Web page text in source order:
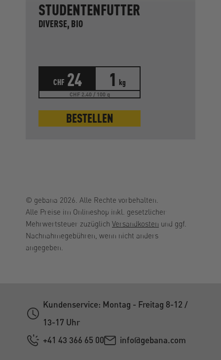
STUDENTENFUTTER
DIVERSE, BIO
CHF 24 1 kg
CHF 2.40 / 100 g
BESTELLEN
© gebana 2026. Alle Rechte vorbehalten.
Alle Preise im Onlineshop inkl. gesetzlicher
Mehrwertsteuer zuzüglich Versandkosten und ggf.
Nachnahmegebühren, wenn nicht anders
angegeben.
Kundenservice: Montag - Freitag 8-12 /
13-17 Uhr
+41 43 366 65 00
info@gebana.com